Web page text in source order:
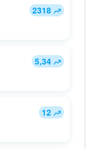
2318
5,34
12